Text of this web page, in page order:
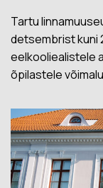
Tartu
detsembrist kuni
eelkooliealistele
õpilastele